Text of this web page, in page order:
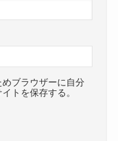
ブラウザーに自分
トを保存する。